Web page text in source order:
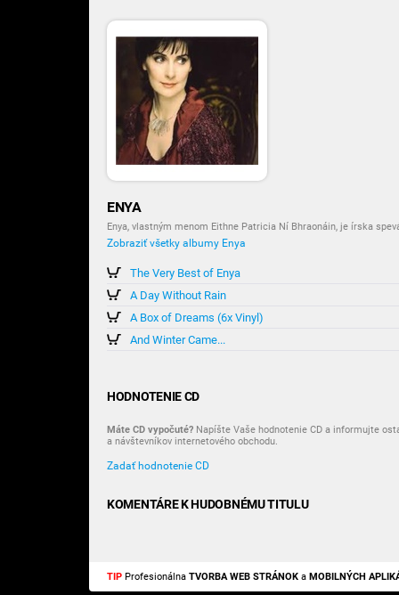
ENYA
Enya, vlastným menom Eithne Patricia Ní Bhraonáin, je írska
Zobraziť všetky albumy Enya
The Very Best of Enya
A Day Without Rain
A Box of Dreams (6x Vinyl)
And Winter Came...
HODNOTENIE CD
Máte CD vypočuté? Napíšte Vaše hodnotenie CD a informujte
a návštevníkov internetového obchodu.
Zadať hodnotenie CD
KOMENTÁRE K HUDOBNÉMU TITULU
TIP Profesionálna TVORBA WEB STRÁNOK a MOBILNÝCH